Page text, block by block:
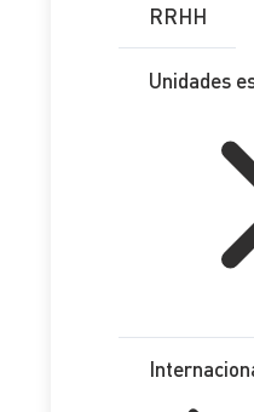
RRHH
Unidades
ETL
el IAB World
ETL GLOBAL